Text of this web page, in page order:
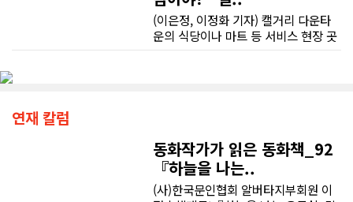
(이은정, 이정화 기자) 캘거리 다운타
운의 식당이나 마트 등 서비스 현장 곳
면할 때 이들의 활기찬 미소는 이내 깊
은 막막함으로 바뀐다.현장의 현실은
법률 안내서에 적힌 활자처럼 순탄하
게만 흘러가지 않는다. 부당한 상황을
연재 칼럼
동화작가가 읽은 동화책_92
『하늘을 나는..
(사)한국문인협회 알버타지부회원 이